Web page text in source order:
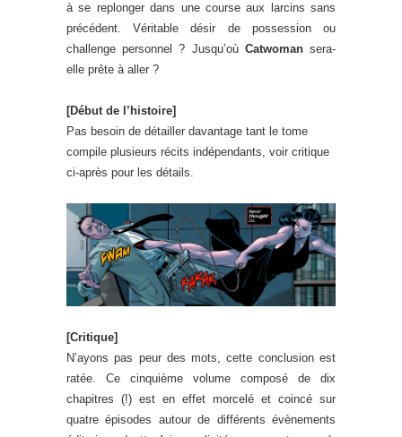
à se replonger dans une course aux larcins sans
précédent. Véritable désir de possession ou
challenge personnel ? Jusqu’où Catwomansera-
elle prête à aller ?
[Début de l’histoire]
Pas besoin de détailler davantage tant le tome
compile plusieurs récits indépendants, voir critique
ci-après pour les détails.
[Critique]
N’ayons pas peur des mots, cette conclusion est
ratée. Ce cinquième volume composé de dix
chapitres (!) est en effet morcelé et coincé sur
quatre épisodes autour de différents évènements